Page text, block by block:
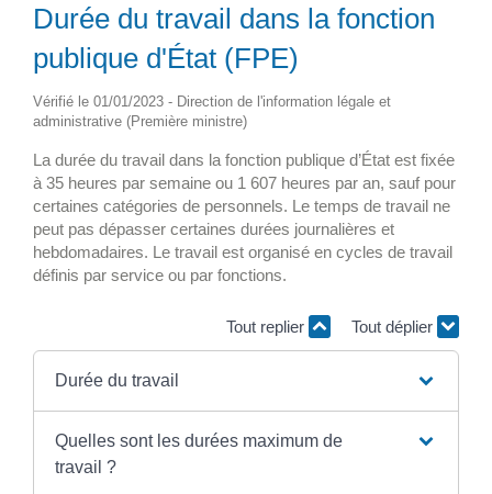
Durée du travail dans la fonction
publique d'État (FPE)
Vérifié le 01/01/2023 - Direction de l'information légale et
administrative (Première ministre)
La durée du travail dans la fonction publique d’État est fixée
à 35 heures par semaine ou 1 607 heures par an, sauf pour
certaines catégories de personnels. Le temps de travail ne
peut pas dépasser certaines durées journalières et
hebdomadaires. Le travail est organisé en cycles de travail
définis par service ou par fonctions.
Tout replier Tout déplier
Durée du travail
Quelles sont les durées maximum de
travail ?